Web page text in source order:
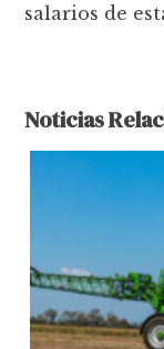
salarios de
Noticias